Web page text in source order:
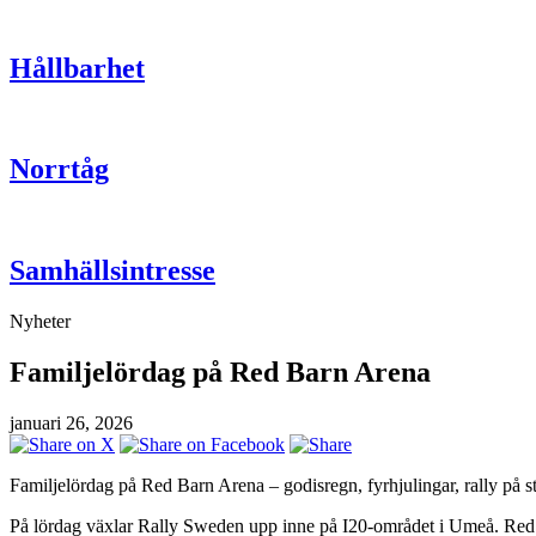
Hållbarhet
Norrtåg
Samhällsintresse
Nyheter
Familjelördag på Red Barn Arena
januari 26, 2026
Familjelördag på Red Barn Arena – godisregn, fyrhjulingar, rally på
På lördag växlar Rally Sweden upp inne på I20-området i Umeå.